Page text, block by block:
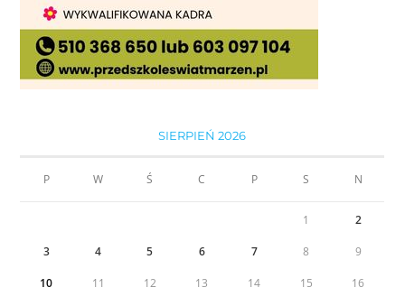
SIERPIEŃ 2026
P W Ś C P S N
1 2
3 4 5 6 7 8 9
10 11 12 13 14 15 16